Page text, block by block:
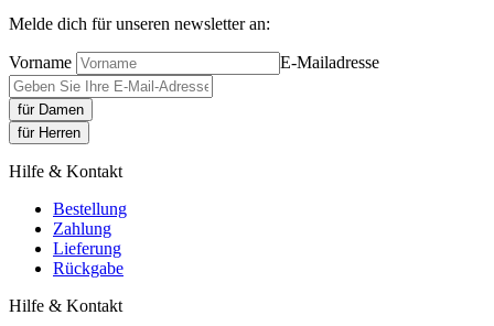
Melde dich für unseren newsletter an:
Vorname E-Mailadresse
für Damen
für Herren
Hilfe & Kontakt
Bestellung
Zahlung
Lieferung
Rückgabe
Hilfe & Kontakt